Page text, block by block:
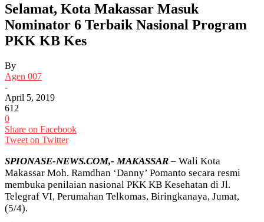
Selamat, Kota Makassar Masuk
Nominator 6 Terbaik Nasional Program
PKK KB Kes
By
Agen 007
-
April 5, 2019
612
0
Share on Facebook
Tweet on Twitter
SPIONASE-NEWS.COM,- MAKASSAR – Wali Kota
Makassar Moh. Ramdhan ‘Danny’ Pomanto secara resmi
membuka penilaian nasional PKK KB Kesehatan di Jl.
Telegraf VI, Perumahan Telkomas, Biringkanaya, Jumat,
(5/4).